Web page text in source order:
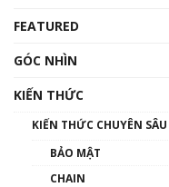
FEATURED
GÓC NHÌN
KIẾN THỨC
KIẾN THỨC CHUYÊN SÂU
BẢO MẬT
CHAIN